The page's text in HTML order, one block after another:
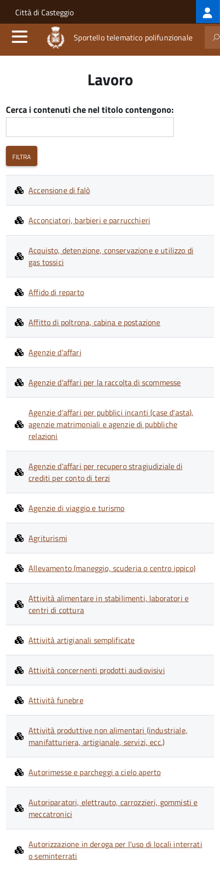
Salta al contenuto principale
Skip to site navigation
Città di Casteggio
Sportello telematico polifunzionale
Lavoro
Cerca i contenuti che nel titolo contengono:
Accensione di falò
Acconciatori, barbieri e parrucchieri
Acquisto, detenzione, conservazione e utilizzo di
gas tossici
Affido di reparto
Affitto di poltrona, cabina e postazione
Agenzie d'affari
Agenzie d'affari per la raccolta di scommesse
Agenzie d'affari per pubblici incanti (case d'asta),
agenzie matrimoniali e agenzie di pubbliche
relazioni
Agenzie d'affari per recupero stragiudiziale di
crediti per conto di terzi
Agenzie di viaggio e turismo
Agriturismi
Allevamento (maneggio, scuderia o centro ippico)
Attività alimentare in stabilimenti, laboratori e
centri di cottura
Attività artigianali semplificate
Attività concernenti prodotti audiovisivi
Attività funebre
Attività produttive non alimentari (industriale,
manifatturiera, artigianale, servizi, ecc.)
Autorimesse e parcheggi a cielo aperto
Autoriparatori, elettrauto, carrozzieri, gommisti e
meccatronici
Autorizzazione in deroga per l'uso di locali interrati
o seminterrati